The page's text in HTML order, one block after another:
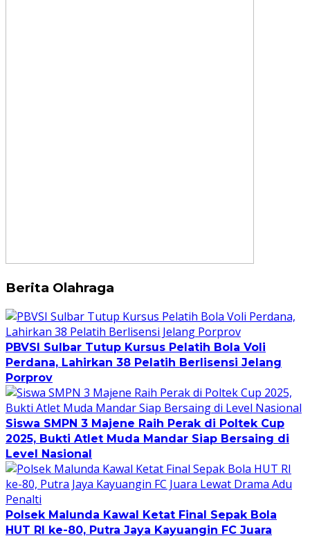
Berita Olahraga
PBVSI Sulbar Tutup Kursus Pelatih Bola Voli
Perdana, Lahirkan 38 Pelatih Berlisensi Jelang
Porprov
Siswa SMPN 3 Majene Raih Perak di Poltek Cup
2025, Bukti Atlet Muda Mandar Siap Bersaing di
Level Nasional
Polsek Malunda Kawal Ketat Final Sepak Bola
HUT RI ke-80, Putra Jaya Kayuangin FC Juara